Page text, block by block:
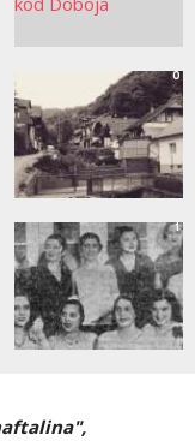
0
1